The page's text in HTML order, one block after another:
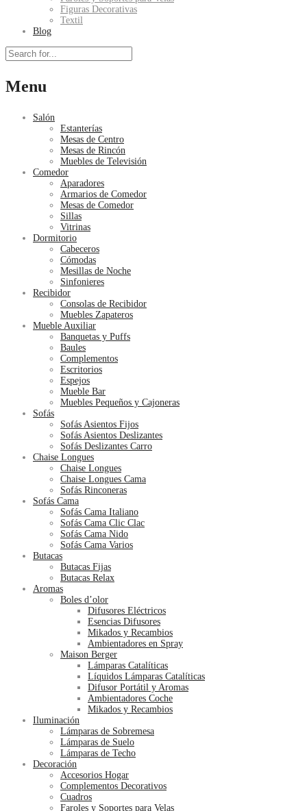
Figuras Decorativas
Textil
Blog
Menu
Salón
Estanterías
Mesas de Centro
Mesas de Rincón
Muebles de Televisión
Comedor
Aparadores
Armarios de Comedor
Mesas de Comedor
Sillas
Vitrinas
Dormitorio
Cabeceros
Cómodas
Mesillas de Noche
Sinfonieres
Recibidor
Consolas de Recibidor
Muebles Zapateros
Mueble Auxiliar
Banquetas y Puffs
Baules
Complementos
Escritorios
Espejos
Mueble Bar
Muebles Pequeños y Cajoneras
Sofás
Sofás Asientos Fijos
Sofás Asientos Deslizantes
Sofás Deslizantes Carro
Chaise Longues
Chaise Longues
Chaise Longues Cama
Sofás Rinconeras
Sofás Cama
Sofás Cama Italiano
Sofás Cama Clic Clac
Sofás Cama Nido
Sofás Cama Varios
Butacas
Butacas Fijas
Butacas Relax
Aromas
Boles d’olor
Difusores Eléctricos
Esencias Difusores
Mikados y Recambios
Ambientadores en Spray
Maison Berger
Lámparas Catalíticas
Líquidos Lámparas Catalíticas
Difusor Portátil y Aromas
Ambientadores Coche
Mikados y Recambios
Iluminación
Lámparas de Sobremesa
Lámparas de Suelo
Lámparas de Techo
Decoración
Accesorios Hogar
Complementos Decorativos
Cuadros
Faroles y Soportes para Velas